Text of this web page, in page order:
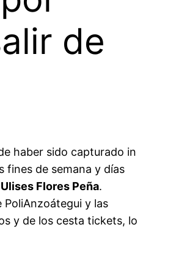
de
haber sido capturado in
fines de semana y días
Ulises Flores Peña.
y las
y de los cesta tickets, lo